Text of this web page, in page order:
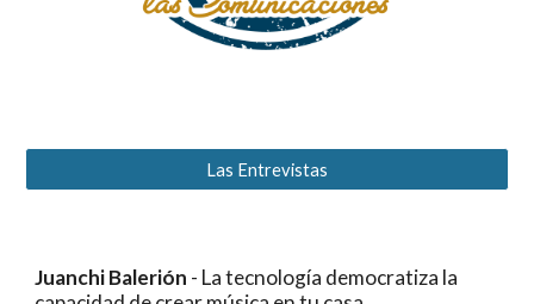
Las Entrevistas
Juanchi Balerión - La tecnología democratiza la